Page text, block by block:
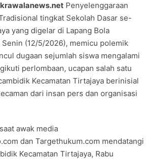
Penyelenggaraan
tingkat Sekolah Dasar se-
yang digelar di Lapang Bola
Senin (12/5/2026), memicu polemik
dugaan sejumlah siswa mengalami
perlombaan, ucapan salah satu
Kecamatan Tirtajaya berinisial
dari insan pers dan organisasi
awak media
dan Targethukum.com mendatangi
Kecamatan Tirtajaya, Rabu